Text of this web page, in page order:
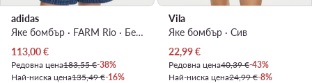
adidas
Яке бомбър · FARM Rio · Бежов
Актуална цена
113,00€
Редовна цена183,55 €-38%
Най-ниска цена135,49 €-16%
Vila
Яке бомбър · Сив
Актуална цена
22,99€
Редовна цена40,39 €-43%
Най-ниска цена24,99 €-8%